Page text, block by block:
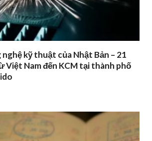
kỹ thuật của Nhật Bản – 21
Việt Nam đến KCM tại thành phố